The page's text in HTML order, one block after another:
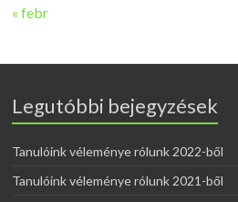
« febr
Legutóbbi bejegyzések
Tanulóink véleménye rólunk 2022-ből
Tanulóink véleménye rólunk 2021-ből